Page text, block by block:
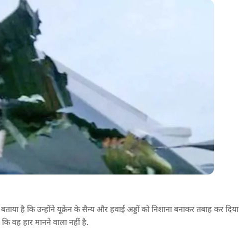
है कि उन्होंने यूक्रेन के सैन्य और हवाई अड्डों को निशाना बनाकर तबाह कर दिया
वह हार मानने वाला नहीं है.